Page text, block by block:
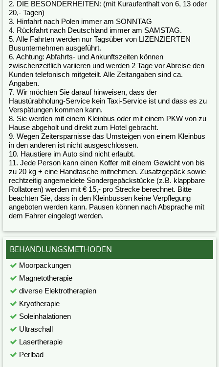
2. DIE BESONDERHEITEN: (mit Kuraufenthalt von 6, 13 oder
20,- Tagen)
3. Hinfahrt nach Polen immer am SONNTAG
4. Rückfahrt nach Deutschland immer am SAMSTAG.
5. Alle Fahrten werden nur Tagsüber von LIZENZIERTEN
Busunternehmen ausgeführt.
6. Achtung: Abfahrts- und Ankunftszeiten können
zwischenzeitlich variieren und werden 2 Tage vor Abreise den
Kunden telefonisch mitgeteilt. Alle Zeitangaben sind ca.
Angaben.
7. Wir möchten Sie darauf hinweisen, dass der
Haustürabholung-Service kein Taxi-Service ist und dass es zu
Verspätungen kommen kann.
8. Sie werden mit einem Kleinbus oder mit einem PKW von zu
Hause abgeholt und direkt zum Hotel gebracht.
9. Wegen Zeitersparnisse das Umsteigen von einem Kleinbus
in den anderen ist nicht ausgeschlossen.
10. Haustiere im Auto sind nicht erlaubt.
11. Jede Person kann einen Koffer mit einem Gewicht von bis
zu 20 kg + eine Handtasche mitnehmen. Zusatzgepäck sowie
rechtzeitig angemeldete Sondergepäckstücke (z.B. klappbare
Rollatoren) werden mit € 15,- pro Strecke berechnet. Bitte
beachten Sie, dass in den Kleinbussen keine Verpflegung
angeboten werden kann. Pausen können nach Absprache mit
dem Fahrer eingelegt werden.
BEHANDLUNGSMETHODEN
Moorpackungen
Magnetotherapie
diverse Elektrotherapien
Kryotherapie
Soleinhalationen
Ultraschall
Lasertherapie
Perlbad